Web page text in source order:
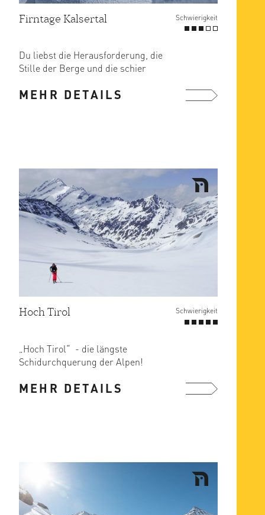
Firntage Kalsertal Schwierigkeit
Du liebst die Herausforderung, die
Stille der Berge und die schier
MEHR DETAILS
Hoch Tirol Schwierigkeit
„Hoch Tirol“ - die längste
Schidurchquerung der Alpen!
hochalpine ...
MEHR DETAILS